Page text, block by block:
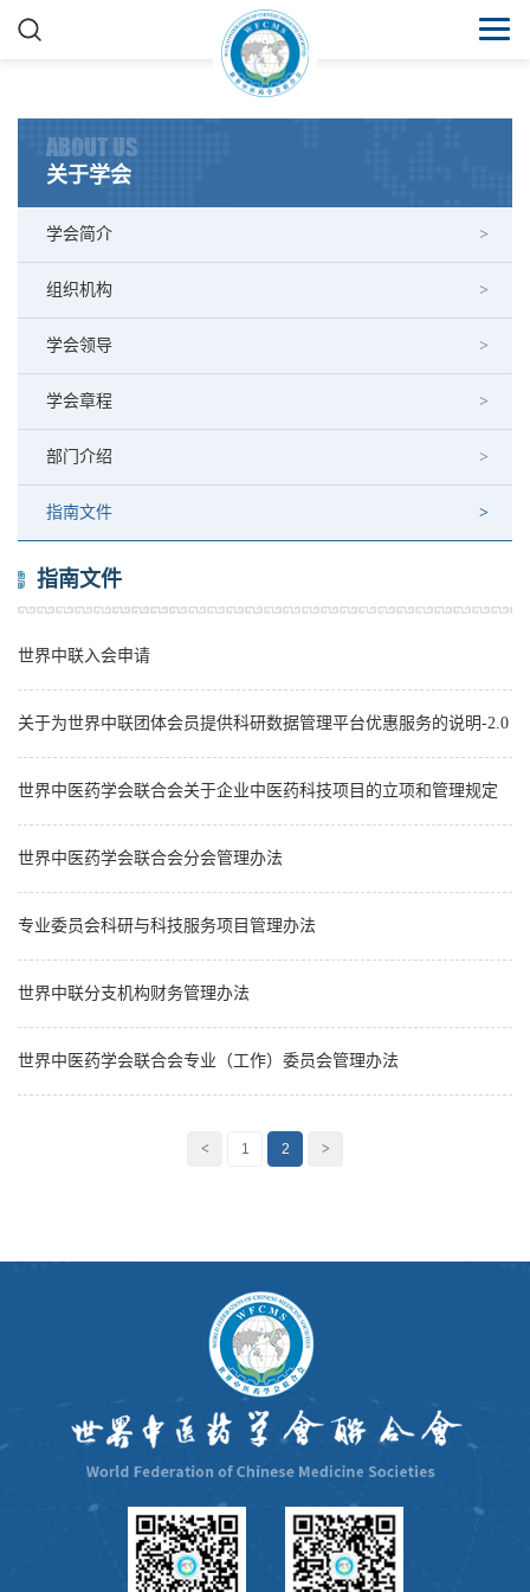
ABOUT US
关于学会
学会简介
组织机构
学会领导
学会章程
部门介绍
指南文件
指南文件
世界中联入会申请
关于为世界中联团体会员提供科研数据管理平台优惠服务的说明-2.0
世界中医药学会联合会关于企业中医药科技项目的立项和管理规定
世界中医药学会联合会分会管理办法
专业委员会科研与科技服务项目管理办法
世界中联分支机构财务管理办法
世界中医药学会联合会专业（工作）委员会管理办法
< 1 2 >